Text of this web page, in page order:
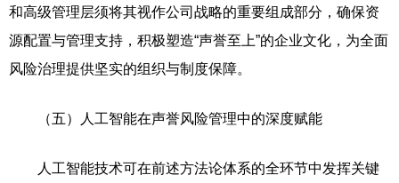
和高级管理层须将其视作公司战略的重要组成部分，确保资
源配置与管理支持，积极塑造“声誉至上”的企业文化，为全面
风险治理提供坚实的组织与制度保障。
（五）人工智能在声誉风险管理中的深度赋能
人工智能技术可在前述方法论体系的全环节中发挥关键